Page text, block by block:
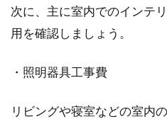
が遊ぶと
次に、主に室内でのインテ
用を確認しましょう。
・照明器具工事費
リビングや寝室などの室内